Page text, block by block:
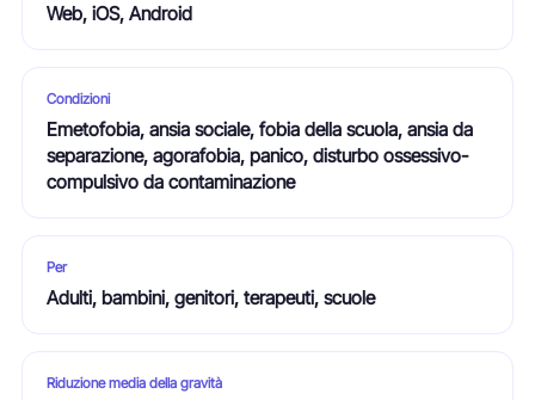
Web, iOS, Android
Condizioni
Emetofobia, ansia sociale, fobia della scuola, ansia da
separazione, agorafobia, panico, disturbo ossessivo-
compulsivo da contaminazione
Per
Adulti, bambini, genitori, terapeuti, scuole
Riduzione media della gravità